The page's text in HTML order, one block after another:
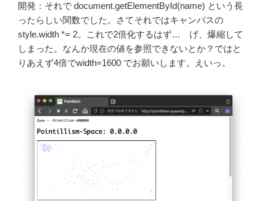
開発：それで document.getElementById(name) という長
ったらしい関数でした。さてそれではキャンバスの
style.width *= 2。これで2倍化するはず… げ、爆縮して
しまった。なんか現在の値を参照できないとか？ではと
りあえず4倍でwidth=1600 でお願いします。えいっ。